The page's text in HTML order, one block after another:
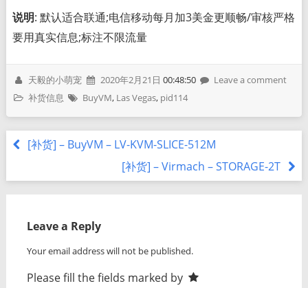
说明: 默认适合联通;电信移动每月加3美金更顺畅/审核严格
要用真实信息;标注不限流量
天毅的小萌宠 2020年2月21日 00:48:50
Leave a comment
补货信息
BuyVM, Las Vegas, pid114
[补货] – BuyVM – LV-KVM-SLICE-512M
[补货] – Virmach – STORAGE-2T
Leave a Reply
Your email address will not be published.
Please fill the fields marked by